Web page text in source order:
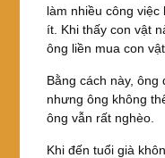
làm nhiều công
ít. Khi thấy con vật
ông liền mua con
Bằng cách này, ông
nhưng ông không
ông vẫn rất nghèo.
Khi đến tuổi già